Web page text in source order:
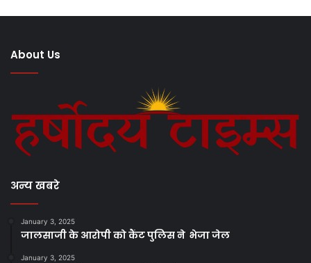
About Us
अन्य खबरे
January 3, 2025
जालसाजी के आरोपी को कैंट पुलिस ने भेजा जेल
January 3, 2025